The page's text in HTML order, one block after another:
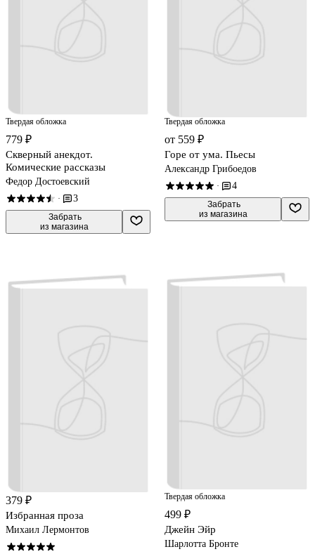
Твердая обложка
779 ₽
Скверный анекдот.
Комические рассказы
Федор Достоевский
· 3
Забрать
из магазина
Твердая обложка
от 559 ₽
Горе от ума. Пьесы
Александр Грибоедов
· 4
Забрать
из магазина
379 ₽
Избранная проза
Михаил Лермонтов
Твердая обложка
499 ₽
Джейн Эйр
Шарлотта Бронте